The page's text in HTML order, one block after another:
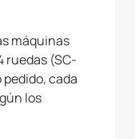
máquinas
ruedas (SC-
pedido, cada
los